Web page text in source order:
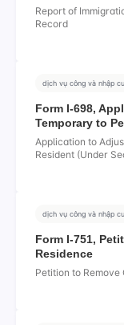
Report of
Record
dịch vụ công và nhập
Form I-698,
Temporary to
Application to
Resident (Under
dịch vụ công và nhập
Form I-751,
Residence
Petition to Remove